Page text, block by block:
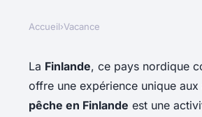
à une
Accueil›Vacance
La Finlande, ce pays nordique
offre une expérience unique
pêche en Finlande est une